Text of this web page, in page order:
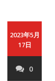
2023年5月
17日
0